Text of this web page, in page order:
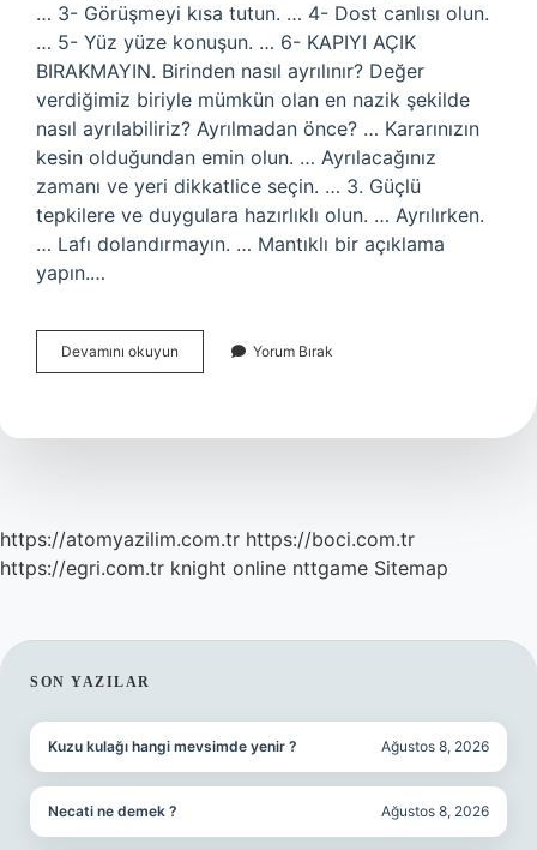
… 3- Görüşmeyi kısa tutun. … 4- Dost canlısı olun.
… 5- Yüz yüze konuşun. … 6- KAPIYI AÇIK
BIRAKMAYIN. Birinden nasıl ayrılınır? Değer
verdiğimiz biriyle mümkün olan en nazik şekilde
nasıl ayrılabiliriz? Ayrılmadan önce? … Kararınızın
kesin olduğundan emin olun. … Ayrılacağınız
zamanı ve yeri dikkatlice seçin. … 3. Güçlü
tepkilere ve duygulara hazırlıklı olun. … Ayrılırken.
… Lafı dolandırmayın. … Mantıklı bir açıklama
yapın.…
Devamını okuyun
Üzmeden
Yorum Bırak
https://atomyazilim.com.tr https://boci.com.tr
https://egri.com.tr knight online nttgame Sitemap
SIDEBAR
SON YAZILAR
Kuzu kulağı hangi mevsimde yenir ? Ağustos 8, 2026
Necati ne demek ? Ağustos 8, 2026